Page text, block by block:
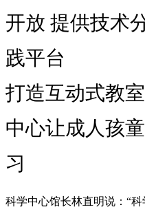
开放 提供技术
践平台
打造互动式教
中心让成人孩
习
科学中心馆长林直明说：“